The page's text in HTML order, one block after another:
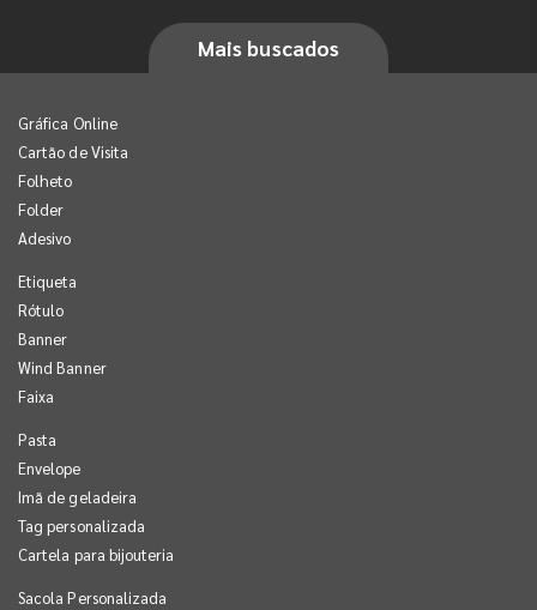
Mais buscados
Gráfica Online
Cartão de Visita
Folheto
Folder
Adesivo
Etiqueta
Rótulo
Banner
Wind Banner
Faixa
Pasta
Envelope
Imã de geladeira
Tag personalizada
Cartela para bijouteria
Sacola Personalizada